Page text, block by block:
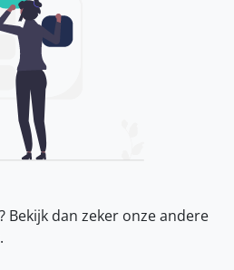
Bekijk dan zeker onzeandere